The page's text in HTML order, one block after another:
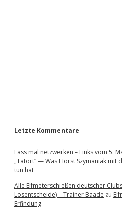
Letzte Kommentare
Lass mal netzwerken – Links vom 5.
„Tatort“ — Was Horst Szymaniak mit
tun hat
Alle Elfmeterschießen deutscher
Losentscheide) – Trainer Baade zu
Erfindung